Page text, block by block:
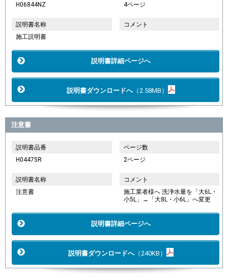
H06844NZ
4ページ
説明書名称
施工説明書
コメント
説明書詳細ページへ
説明書ダウンロードへ（2.58MB）
注意書
説明書品番
H04475R
ページ数
2ページ
説明書名称
注意書
コメント
施工業者様へ 洗浄水量を「大6L・
小5L」→「大8L・小6L」へ変更
説明書詳細ページへ
説明書ダウンロードへ（240KB）